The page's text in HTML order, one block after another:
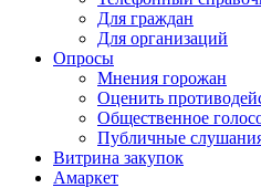
Для граждан
Для организаций
Опросы
Мнения горожан
Оценить
Общественное
Публичные
Витрина закупок
Амаркет